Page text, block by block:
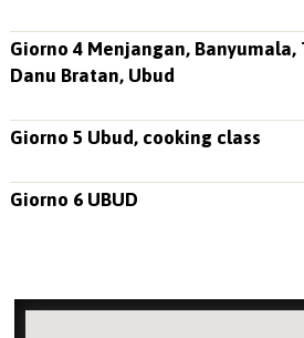
Giorno 4 Menjangan, Banyumala, Tamblingan, Ulun
Danu Bratan, Ubud
Giorno 5 Ubud, cooking class
Giorno 6 UBUD